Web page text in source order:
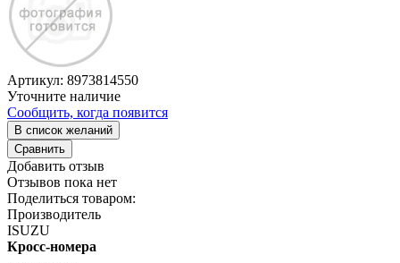
Артикул: 8973814550
Уточните наличие
Сообщить, когда появится
В список желаний
Сравнить
Добавить отзыв
Отзывов пока нет
Поделиться товаром:
Производитель
ISUZU
Кросс-номера